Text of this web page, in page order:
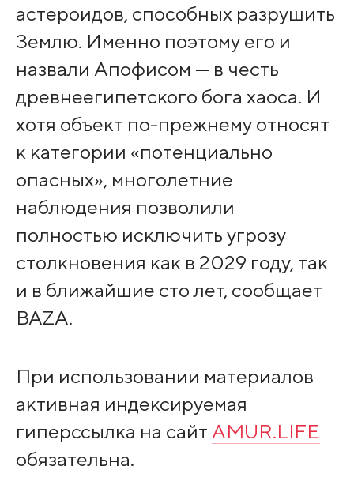
астероидов, способных разрушить
Землю. Именно поэтому его и
назвали Апофисом — в честь
древнеегипетского бога хаоса. И
хотя объект по-прежнему относят
к категории «потенциально
опасных», многолетние
наблюдения позволили
полностью исключить угрозу
столкновения как в 2029 году, так
и в ближайшие сто лет, сообщает
BAZA.
При использовании материалов
активная индексируемая
гиперссылка на сайт AMUR.LIFE
обязательна.